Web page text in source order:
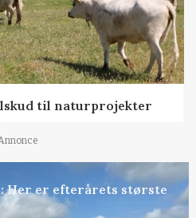
til naturprojekter
Her er efterårets største